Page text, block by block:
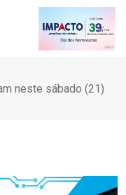
neste sábado (21)